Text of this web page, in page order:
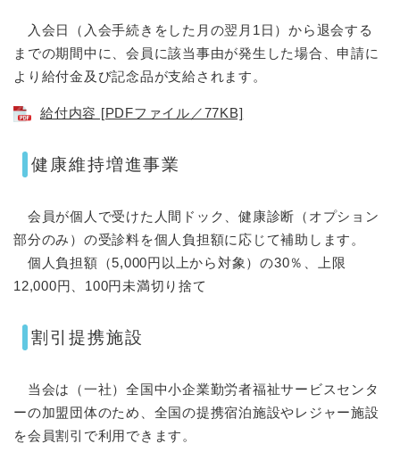
入会日（入会手続きをした月の翌月1日）から退会する
までの期間中に、会員に該当事由が発生した場合、申請に
より給付金及び記念品が支給されます。
給付内容 [PDFファイル／77KB]
健康維持増進事業
会員が個人で受けた人間ドック、健康診断（オプション
部分のみ）の受診料を個人負担額に応じて補助します。
個人負担額（5,000円以上から対象）の30％、上限
12,000円、100円未満切り捨て
割引提携施設
当会は（一社）全国中小企業勤労者福祉サービスセンタ
ーの加盟団体のため、全国の提携宿泊施設やレジャー施設
を会員割引で利用できます。